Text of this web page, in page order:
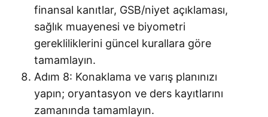
finansal kanıtlar, GSB/niyet açıklaması,
sağlık muayenesi ve biyometri
gerekliliklerini güncel kurallara göre
tamamlayın.
Adım 8: Konaklama ve varış planınızı
yapın; oryantasyon ve ders kayıtlarını
zamanında tamamlayın.